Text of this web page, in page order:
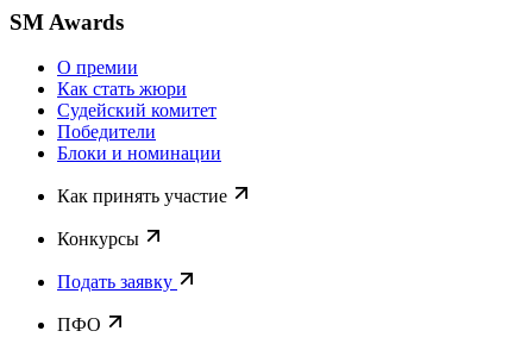
SM Awards
О премии
Как стать жюри
Судейский комитет
Победители
Блоки и номинации
Как принять участие
Конкурсы
Подать заявку
ПФО